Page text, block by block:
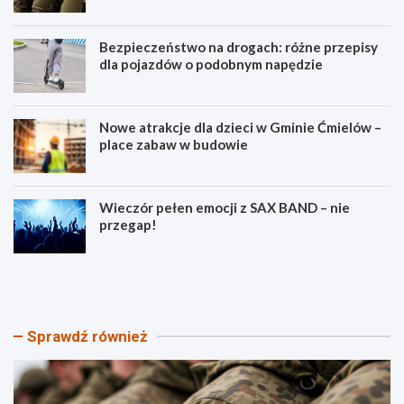
Bezpieczeństwo na drogach: różne przepisy
dla pojazdów o podobnym napędzie
Nowe atrakcje dla dzieci w Gminie Ćmielów –
place zabaw w budowie
Wieczór pełen emocji z SAX BAND – nie
przegap!
P
k
a
t
B
e
z
e
Sprawdź również